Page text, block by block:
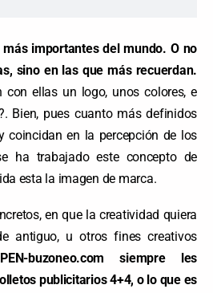
importantes del mundo. O no
sino en las que más recuerdan.
con ellas un logo, unos colores, e
Bien, pues cuanto más definidos
coincidan en la percepción de los
ha trabajado este concepto de
esta la imagen de marca.
en que la creatividad quiera
antiguo, u otros fines creativos
buzoneo.com siempre les
publicitarios 4+4, o lo que es